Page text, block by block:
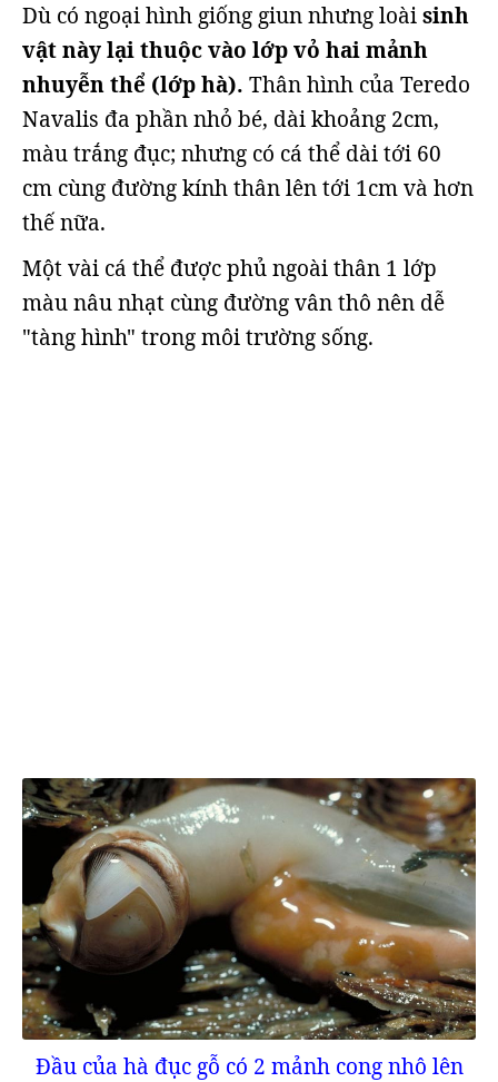
Dù có ngoại hình giống giun nhưng loàisinh
vật này lại thuộc vào lớp vỏ hai mảnh
nhuyễn thể (lớp hà). Thân hình của Teredo
Navalis đa phần nhỏ bé, dài khoảng 2cm,
màu trắng đục; nhưng có cá thể dài tới 60
cm cùng đường kính thân lên tới 1cm và hơn
thế nữa.
Một vài cá thể được phủ ngoài thân 1 lớp
màu nâu nhạt cùng đường vân thô nên dễ
"tàng hình" trong môi trường sống.
Đầu của hà đục gỗ có 2 mảnh cong nhô lên